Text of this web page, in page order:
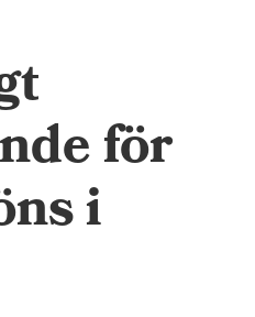
för
i